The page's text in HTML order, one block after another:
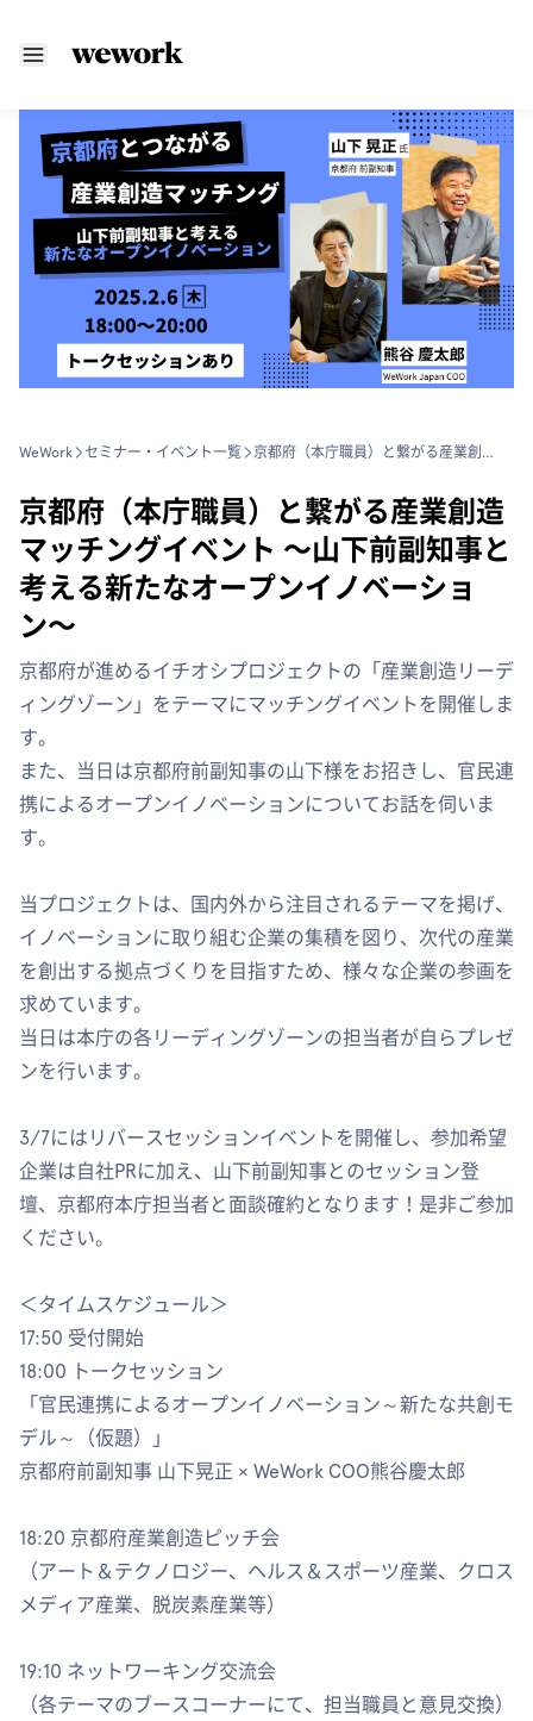
WeWork セミナー・イベント一覧 京都府（本庁職員）と繋がる産業創造マッチングイベント 〜山下前副知事と考える新たなオープンイノベーション〜
京都府（本庁職員）と繋がる産業創造
マッチングイベント 〜山下前副知事と
考える新たなオープンイノベーショ
ン〜
京都府が進めるイチオシプロジェクトの「産業創造リーデ
ィングゾーン」をテーマにマッチングイベントを開催しま
す。
また、当日は京都府前副知事の山下様をお招きし、官民連
携によるオープンイノベーションについてお話を伺いま
す。
当プロジェクトは、国内外から注目されるテーマを掲げ、
イノベーションに取り組む企業の集積を図り、次代の産業
を創出する拠点づくりを目指すため、様々な企業の参画を
求めています。
当日は本庁の各リーディングゾーンの担当者が自らプレゼ
ンを行います。
3/7にはリバースセッションイベントを開催し、参加希望
企業は自社PRに加え、山下前副知事とのセッション登
壇、京都府本庁担当者と面談確約となります！是非ご参加
ください。
＜タイムスケジュール＞
17:50 受付開始
18:00 トークセッション
「官民連携によるオープンイノベーション～新たな共創モ
デル～（仮題）」
京都府前副知事 山下晃正 × WeWork COO熊谷慶太郎
18:20 京都府産業創造ピッチ会
（アート＆テクノロジー、ヘルス＆スポーツ産業、クロス
メディア産業、脱炭素産業等）
19:10 ネットワーキング交流会
（各テーマのブースコーナーにて、担当職員と意見交換）